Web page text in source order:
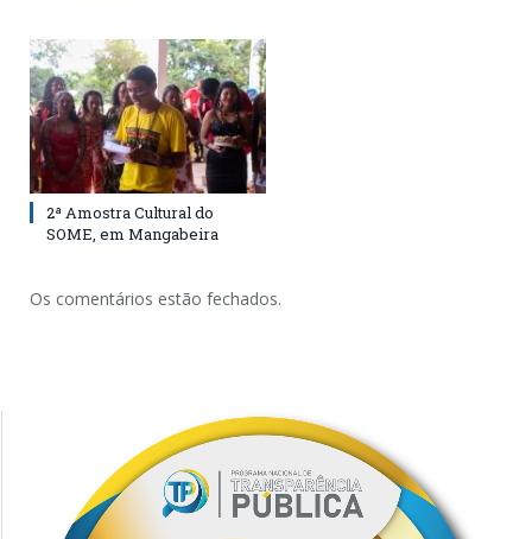
2ª Amostra Cultural do
SOME, em Mangabeira
Os comentários estão fechados.